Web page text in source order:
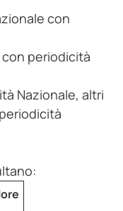
con
periodicità
Nazionale, altri